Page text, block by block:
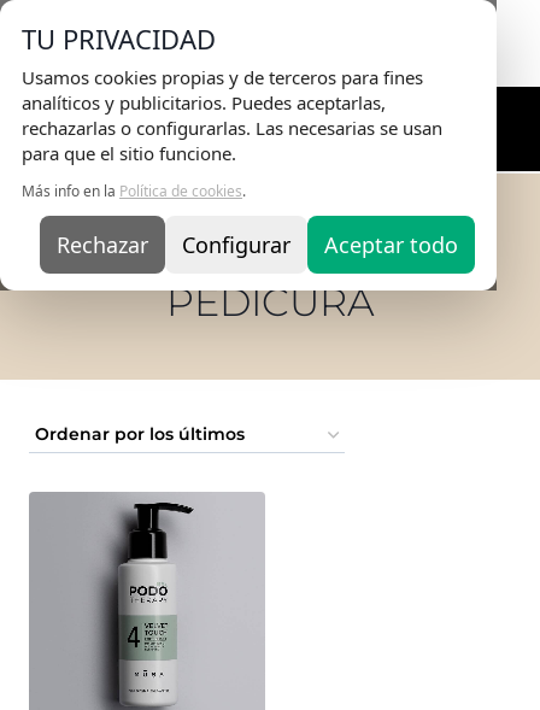
TU PRIVACIDAD
Usamos cookies propias y de terceros para fines
analíticos y publicitarios. Puedes aceptarlas,
rechazarlas o configurarlas. Las necesarias se usan
para que el sitio funcione.
Más info en la Política de cookies.
Rechazar Configurar Aceptar todo
Envio Gratisen pedidos superiores a 75€ |
Entrega en 24H
Inicio / TIENDA ONLINE / pedicura
PEDICURA